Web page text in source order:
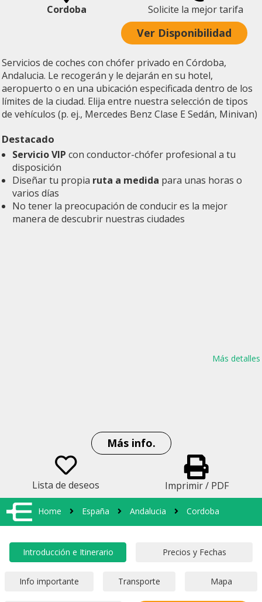
Cordoba Solicite la mejor tarifa
Ver Disponibilidad
Servicios de coches con chófer privado en Córdoba,
Andalucia. Le recogerán y le dejarán en su hotel,
aeropuerto o en una ubicación especificada dentro de los
límites de la ciudad. Elija entre nuestra selección de tipos
de vehículos (p. ej., Mercedes Benz Clase E Sedán, Minivan)
Destacado
Servicio VIP con conductor-chófer profesional a tu
disposición
Diseñar tu propia ruta a medida para unas horas o
varios días
No tener la preocupación de conducir es la mejor
manera de descubrir nuestras ciudades
Más detalles
Más info.
Lista de deseos Imprimir / PDF
Home España Andalucia Cordoba